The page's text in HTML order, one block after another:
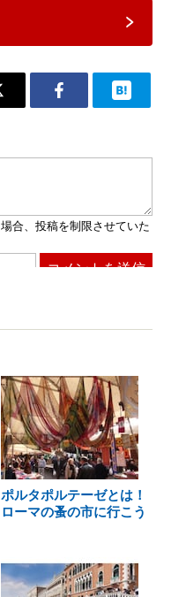
ポルタポルテーゼとは！
ローマの蚤の市に行こう